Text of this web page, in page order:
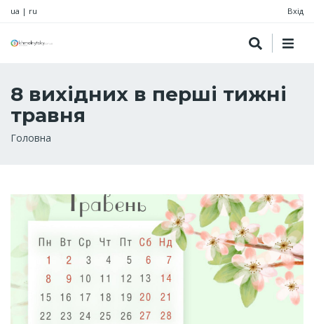
ua | ru Вхід
8 вихідних в перші тижні
травня
Рядок
Головна